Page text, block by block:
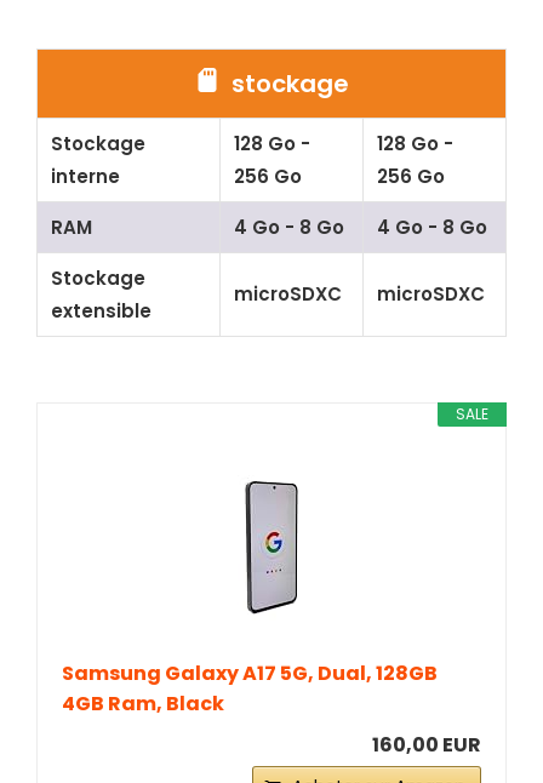
stockage
Stockage
interne
128 Go -
256 Go
128 Go -
256 Go
RAM
4 Go - 8 Go
4 Go - 8 Go
Stockage
extensible
microSDXC microSDXC
SALE
Samsung Galaxy A17 5G, Dual, 128GB
4GB Ram, Black
160,00 EUR